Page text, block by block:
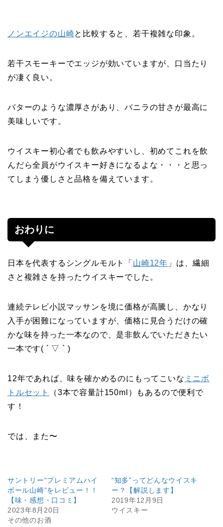
ノンエイジの山崎と比較すると、若干複雑な印象。
若干スモーキーでエッジが効いていますが、口当たり
が凄く良い。
バターのような濃厚さがあり、バニラの甘さが最高に
美味しいです。
ウイスキー初心者でも飲みやすいし、初めてこれを飲
んだら全員がウイスキー好きになるよな・・・と思っ
てしまう優しさと品格を備えています。
おわりに
日本を代表するシングルモルト「 山崎12年 」は、繊細
さと複雑さを持ったウイスキーでした。
連続テレビ小説マッサンを境に価格が高騰し、かなり
入手が困難になっていますが、価格に見合うだけの確
かな味を持った一本なので、是非飲んでいただきたい
一本です( ´ ▽ ` )
12年であれば、味を確かめるのにもってこいな ミニボ
トルセット
（3本で容量計150ml）もあるので便利で
す！
では、また〜
サントリー“プレミアムハイ
ボール山崎”をレビュー！！
【味・感想・口コミ】
2023年8月20日
その他のお酒
“知多”ってどんなウイスキ
ー？【解説します】
2019年12月9日
ウイスキー